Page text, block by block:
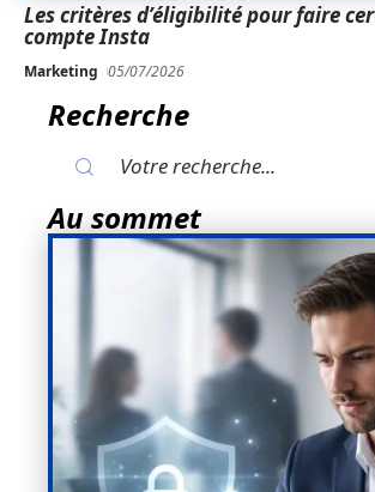
Les critères d’éligibilité pour faire
compte Insta
Marketing 05/07/2026
Recherche
Au sommet